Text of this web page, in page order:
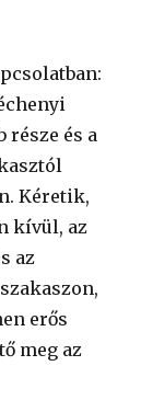
része és a
Kéretik,
kívül, az
az
erős
meg az